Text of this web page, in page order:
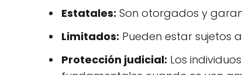
Estatales: Son otorgados y
Limitados: Pueden estar sujetos
Protección judicial: Los